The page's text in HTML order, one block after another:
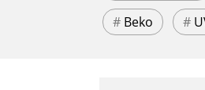
# Beko #